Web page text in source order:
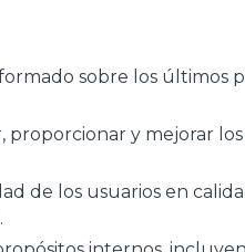
sobre los últimos
y mejorar
de los usuarios en